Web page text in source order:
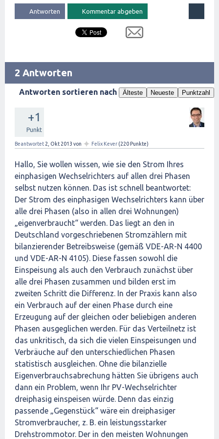
2 Antworten
Antworten sortieren nach Älteste Neueste Punktzahl
+1
Punkt
Beantwortet 2, Okt 2013 von ✦ Felix Kever (220 Punkte)
Hallo, Sie wollen wissen, wie sie den Strom Ihres
einphasigen Wechselrichters auf allen drei Phasen
selbst nutzen können. Das ist schnell beantwortet:
Der Strom des einphasigen Wechselrichters kann über
alle drei Phasen (also in allen drei Wohnungen)
„eigenverbraucht“ werden. Das liegt an den in
Deutschland vorgeschriebenen Stromzählern mit
bilanzierender Betreibsweise (gemäß VDE-AR-N 4400
und VDE-AR-N 4105). Diese fassen sowohl die
Einspeisung als auch den Verbrauch zunächst über
alle drei Phasen zusammen und bilden erst im
zweiten Schritt die Differenz. In der Praxis kann also
ein Verbrauch auf der einen Phase durch eine
Erzeugung auf der gleichen oder beliebigen anderen
Phasen ausgeglichen werden. Für das Verteilnetz ist
das unkritisch, da sich die vielen Einspeisungen und
Verbräuche auf den unterschiedlichen Phasen
statistisch ausgleichen. Ohne die bilanzielle
Eigenverbrauchsabrechung hätten Sie übrigens auch
dann ein Problem, wenn Ihr PV-Wechselrichter
dreiphasig einspeisen würde. Denn das einzig
passende „Gegenstück“ wäre ein dreiphasiger
Stromverbraucher, z. B. ein leistungsstarker
Drehstrommotor. Der in den meisten Wohnungen